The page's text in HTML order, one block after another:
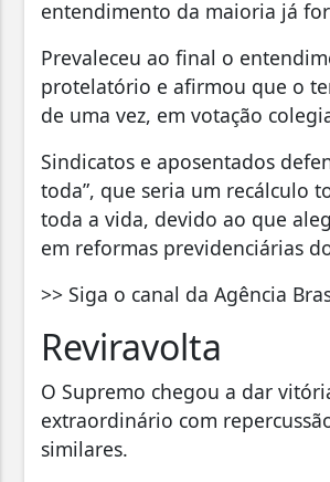
entendimento da maioria já
Prevaleceu ao final o
protelatório e afirmou que o
de uma vez, em votação
Sindicatos e aposentados
toda”, que seria um recálculo
toda a vida, devido ao que
em reformas previdenciárias
>> Siga o canal da Agência
Reviravolta
O Supremo chegou a dar
extraordinário com
similares.